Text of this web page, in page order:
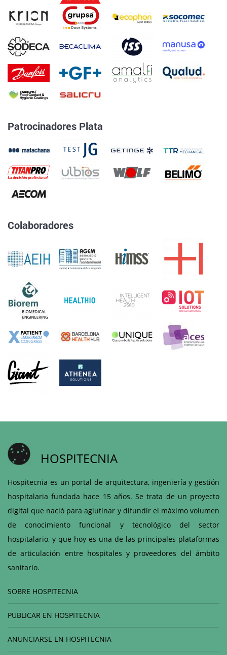
Patrocinadores Plata
Colaboradores
HOSPITECNIA
Hospitecnia es un portal de arquitectura, ingeniería y gestión
hospitalaria fundada hace 15 años. Se trata de un proyecto
digital que nació para aglutinar y difundir el máximo volumen
de conocimiento funcional y tecnológico del sector
hospitalario, y que hoy es una de las principales plataformas
de articulación entre hospitales y proveedores del ámbito
sanitario.
SOBRE HOSPITECNIA
PUBLICAR EN HOSPITECNIA
ANUNCIARSE EN HOSPITECNIA